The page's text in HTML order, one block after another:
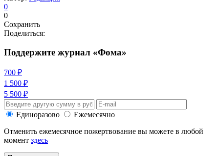
0
0
Сохранить
Поделиться:
Поддержите журнал «Фома»
700 ₽
1 500 ₽
5 500 ₽
Единоразово
Ежемесячно
Отменить ежемесячное пожертвование вы можете в любой
момент здесь